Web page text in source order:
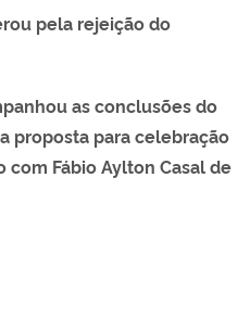
pela rejeição do
as conclusões do
proposta para celebração
com Fábio Aylton Casal de